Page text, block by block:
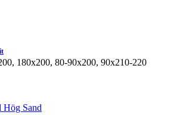
180x200, 80-90x200, 90x210-220